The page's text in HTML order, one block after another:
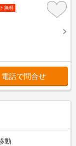
無料
電話で問合せ
動